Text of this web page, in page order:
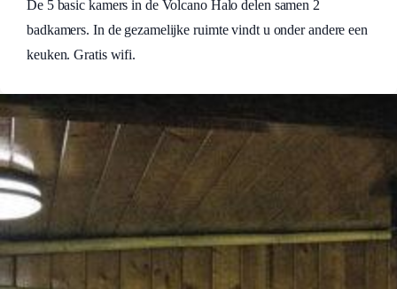
De 5 basic kamers in de Volcano Halo delen samen 2
badkamers. In de gezamelijke ruimte vindt u onder andere een
keuken. Gratis wifi.